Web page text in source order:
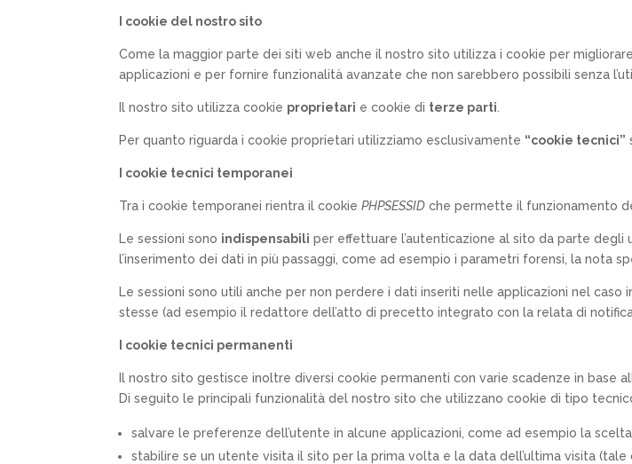
I cookie del nostro sito
Come la maggior parte dei siti web anche il nostro sito utilizza i cookie per
applicazioni e per fornire funzionalità avanzate che non sarebbero possibili senza
Il nostro sito utilizza cookie proprietari e cookie di terze parti
Per quanto riguarda i cookie proprietari utilizziamo esclusivamente “cookie tecnici”
I cookie tecnici temporanei
Tra i cookie temporanei rientra il cookiePHPSESSID che permette il funzionamento
Le sessioni sono indispensabili per effettuare l’autenticazione al sito da parte
l’inserimento dei dati in più passaggi, come ad esempio i parametri forensi, la nota
Le sessioni sono utili anche per non perdere i dati inseriti nelle applicazioni nel caso
stesse (ad esempio il redattore dell’atto di precetto integrato con la relata di
I cookie tecnici permanenti
Il nostro sito gestisce inoltre diversi cookie permanenti con varie scadenze in base
Di seguito le principali funzionalità del nostro sito che utilizzano cookie di tipo
salvare le preferenze dell’utente in alcune applicazioni, come ad esempio la
stabilire se un utente visita il sito per la prima volta e la data dell’ultima visita